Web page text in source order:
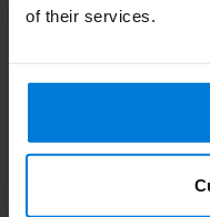
of their services.